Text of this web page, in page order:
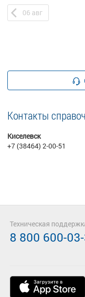
06 авг
Контакты
Киселевск
+7 (38464) 2-00-51
Техническая
8 800 600-